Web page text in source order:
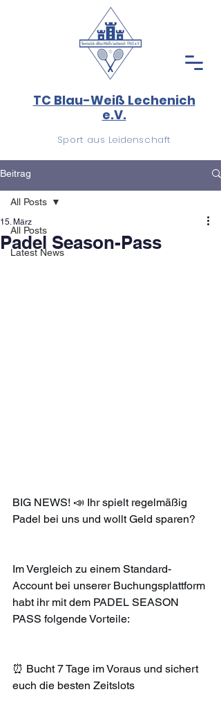
TC Blau-Weiß Lechenich
e.V.
Sport aus Leidenschaft
Beitrag
All Posts
Latest News
All Posts
Padel Season-Pass
15. März
BIG NEWS! 📣 Ihr spielt regelmäßig
Padel bei uns und wollt Geld sparen?
Im Vergleich zu einem Standard-
Account bei unserer Buchungsplattform
habt ihr mit dem PADEL SEASON
PASS folgende Vorteile:
⏰ Bucht 7 Tage im Voraus und sichert
euch die besten Zeitslots